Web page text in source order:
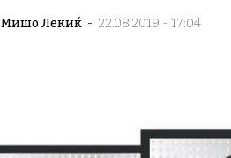
Мишо Лекиќ - 22.08.2019 - 17:04